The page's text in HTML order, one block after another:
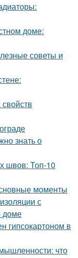
доме:
советы и
знать о
швов: Топ-10
моменты
с
доме
гипсокартоном в
что